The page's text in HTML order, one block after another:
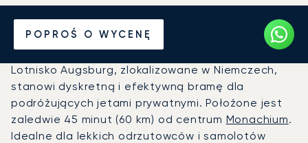
POPROŚ O WYCENĘ
Prywatny odrzutowiec na
Lotnisko Augsburg (AGB)
Lotnisko Augsburg, zlokalizowane w Niemczech,
stanowi dyskretną i efektywną bramę dla
podróżujących jetami prywatnymi. Położone jest
zaledwie 45 minut (60 km) od centrum Monachium.
Idealne dla lekkich odrzutowców i samolotów